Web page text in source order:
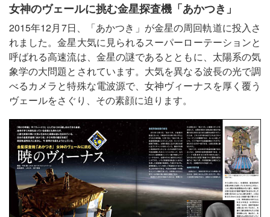
女神のヴェールに挑む金星探査機「あかつき」
2015年12月7日、「あかつき」が金星の周回軌道に投入さ
れました。金星大気に見られるスーパーローテーションと
呼ばれる高速流は、金星の謎であるとともに、太陽系の気
象学の大問題とされています。大気を異なる波長の光で調
べるカメラと特殊な電波源で、女神ヴィーナスを厚く覆う
ヴェールをさぐり、その素顔に迫ります。